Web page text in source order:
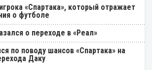
«Спартака», который отражает
о футболе
о переходе в «Реал»
по поводу шансов «Спартака» на
Даку